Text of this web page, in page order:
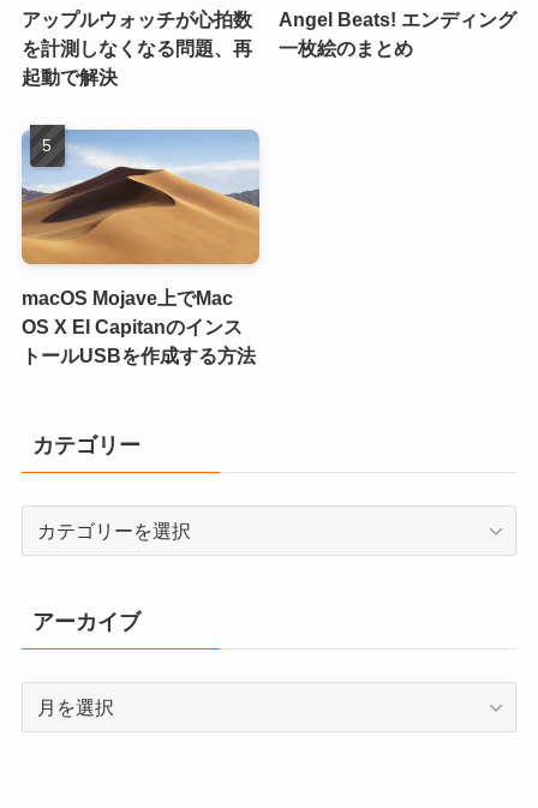
アップルウォッチが心拍数
を計測しなくなる問題、再
起動で解決
Angel Beats! エンディング
一枚絵のまとめ
macOS Mojave上でMac
OS X El Capitanのインス
トールUSBを作成する方法
カテゴリー
リ
ー
アーカイブ